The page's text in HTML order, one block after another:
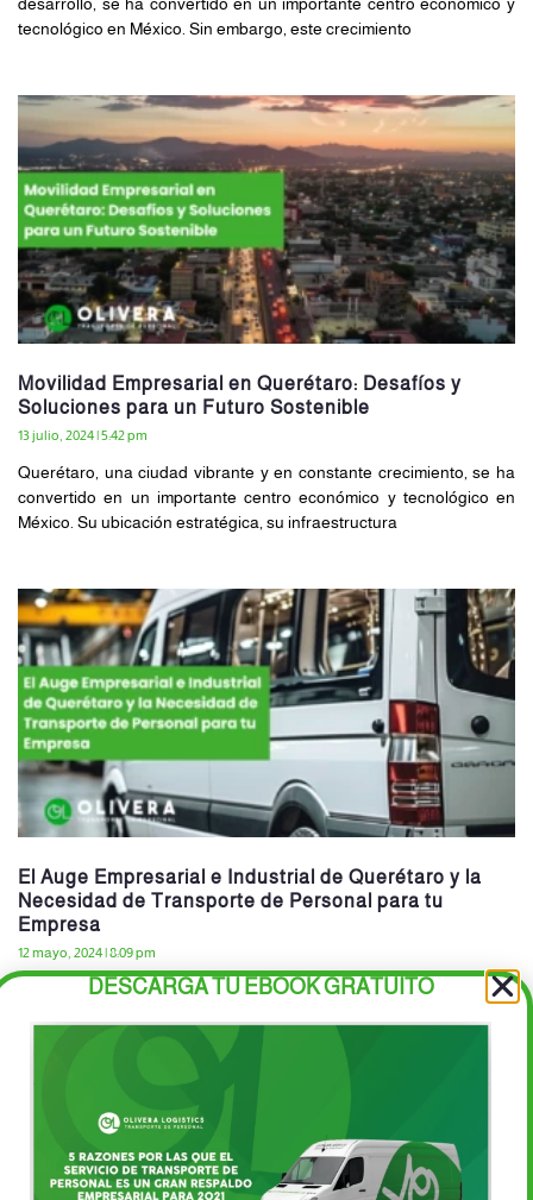
tecnológico en México. Sin embargo, este crecimiento
Movilidad Empresarial en Querétaro: Desafíos y
Soluciones para un Futuro Sostenible
13 julio, 2024 5:42 pm
Querétaro, una ciudad vibrante y en constante crecimiento, se ha
convertido en un importante centro económico y tecnológico en
México. Su ubicación estratégica, su infraestructura
El Auge Empresarial e Industrial de Querétaro y la
Necesidad de Transporte de Personal para tu
Empresa
12 mayo, 2024 8:09 pm
Querétaro se ha convertido en un epicentro de crecimiento
empresarial e industrial. Con una ubicación estratégica y
DESCARGA TU EBOOK GRATUITO